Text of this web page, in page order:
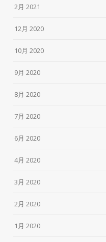
2月 2021
12月 2020
10月 2020
9月 2020
8月 2020
7月 2020
6月 2020
4月 2020
3月 2020
2月 2020
1月 2020